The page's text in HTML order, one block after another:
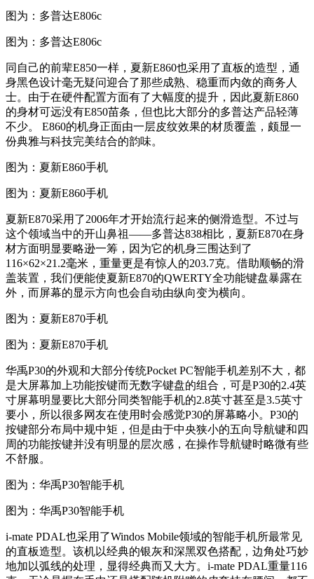
图为：多普达E806c
图为：多普达E806c
同自己的前辈E850一样，夏新E860也采用了直板的造型，通
身黑色设计毫无疑问迎合了那些成熟、稳重而内敛的商务人
士。由于在硬件配置方面有了大幅度的提升，因此夏新E860
的身材可远没有E850苗条，但也比大部分的多普达产品轻薄
不少。 E860的机身正面由一层皮纹效果的材质覆盖，颇显一
份典雅与科技完美结合的韵味。
图为：夏新E860手机
图为：夏新E860手机
夏新E870采用了2006年才开始流行起来的侧滑造型。不过与
这个领域当中的开山鼻祖——多普达838相比，夏新E870在身
材方面明显要略逊一筹，因为它的机身三围达到了
116×62×21.2毫米，重量更是有惊人的203.7克。借助顺畅的滑
盖装置，我们便能使夏新E870的QWERTY全功能键盘暴露在
外，而屏幕的显示方向也会自动由纵向变为横向。
图为：夏新E870手机
图为：夏新E870手机
华禹P30的外观和大部分传统Pocket PC智能手机差别不大，都
是大屏幕加上功能按键而无数字键盘的组合，可是P30的2.4英
寸屏幕明显要比大部分同类智能手机的2.8英寸甚至是3.5英寸
要小，所以很多网友在使用时会感觉P30的屏幕略小。P30的
按键部分布局中规中矩，但是由于中央狭小的五向导航键和四
周的功能按键并没有明显的层次感，在操作导航键时略微有些
不舒服。
图为：华禹P30智能手机
图为：华禹P30智能手机
i-mate PDAL也采用了Windos Mobile领域的智能手机所最常见
的直板造型。该机以经典的银灰和深黑双色搭配，边角处巧妙
地加以弧线的处理，显得经典而又大方。i-mate PDAL重量116